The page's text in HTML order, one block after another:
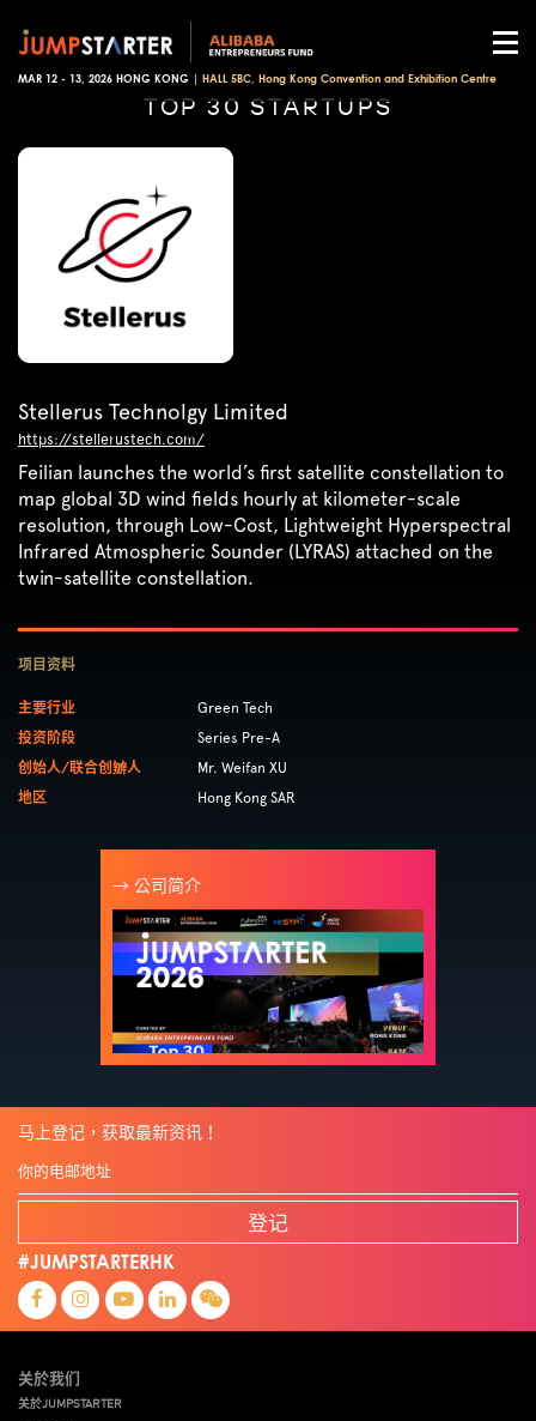
MAR 12 - 13, 2026 HONG KONG | HALL 5BC, Hong Kong Convention and Exhibition Centre
TOP 30 STARTUPS
Stellerus Technolgy Limited
https://stellerustech.com/
Feilian launches the world’s first satellite constellation to
map global 3D wind fields hourly at kilometer-scale
resolution, through Low-Cost, Lightweight Hyperspectral
Infrared Atmospheric Sounder (LYRAS) attached on the
twin-satellite constellation.
项目资料
主要行业
Green Tech
投资阶段
Series Pre-A
创始人/联合创辧人
Mr. Weifan XU
地区
Hong Kong SAR
→ 公司简介
马上登记，获取最新资讯！
登记
#JUMPSTARTERHK
关於我们
关於JUMPSTARTER